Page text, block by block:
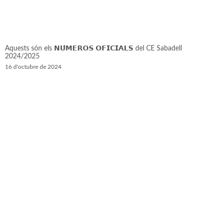
Aquests són els 𝗡𝗨́𝗠𝗘𝗥𝗢𝗦 𝗢𝗙𝗜𝗖𝗜𝗔𝗟𝗦 del CE Sabadell
2024/2025
16 d'octubre de 2024